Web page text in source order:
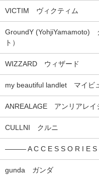
VICTIM ヴィクティム
GroundY (YohjiYamamoto)
ト）
WIZZARD ウィザード
my beautiful landlet マイビ
ANREALAGE アンリアレイ
CULLNI クルニ
――― A C C E S S O R I E
gunda ガンダ